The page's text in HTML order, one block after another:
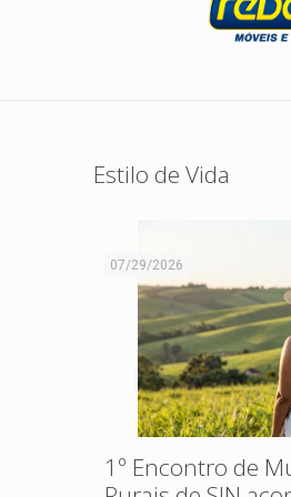
Estilo de Vida
07/29/2026
1º Encontro de